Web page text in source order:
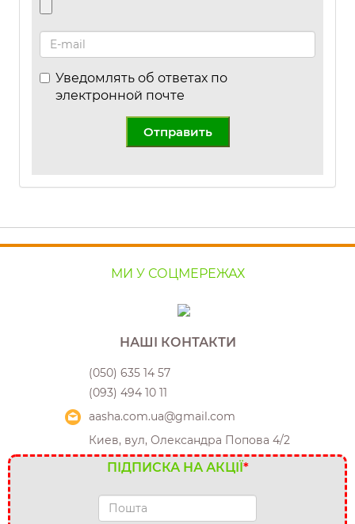
Уведомлять об ответах по
электронной почте
Отправить
МИ У СОЦМЕРЕЖАХ
НАШІ КОНТАКТИ
(050) 635 14 57
(093) 494 10 11
aasha.com.ua@gmail.com
Киев, вул, Олександра Попова 4/2
ПІДПИСКА НА АКЦІЇ *